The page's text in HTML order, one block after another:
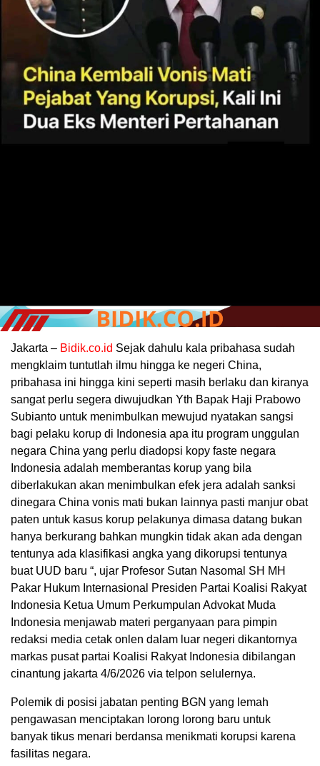
Jakarta – Bidik.co.id Sejak dahulu kala pribahasa sudah
mengklaim tuntutlah ilmu hingga ke negeri China,
pribahasa ini hingga kini seperti masih berlaku dan kiranya
sangat perlu segera diwujudkan Yth Bapak Haji Prabowo
Subianto untuk menimbulkan mewujud nyatakan sangsi
bagi pelaku korup di Indonesia apa itu program unggulan
negara China yang perlu diadopsi kopy faste negara
Indonesia adalah memberantas korup yang bila
diberlakukan akan menimbulkan efek jera adalah sanksi
dinegara China vonis mati bukan lainnya pasti manjur obat
paten untuk kasus korup pelakunya dimasa datang bukan
hanya berkurang bahkan mungkin tidak akan ada dengan
tentunya ada klasifikasi angka yang dikorupsi tentunya
buat UUD baru “, ujar Profesor Sutan Nasomal SH MH
Pakar Hukum Internasional Presiden Partai Koalisi Rakyat
Indonesia Ketua Umum Perkumpulan Advokat Muda
Indonesia menjawab materi perganyaan para pimpin
redaksi media cetak onlen dalam luar negeri dikantornya
markas pusat partai Koalisi Rakyat Indonesia dibilangan
cinantung jakarta 4/6/2026 via telpon selulernya.
Polemik di posisi jabatan penting BGN yang lemah
pengawasan menciptakan lorong lorong baru untuk
banyak tikus menari berdansa menikmati korupsi karena
fasilitas negara.